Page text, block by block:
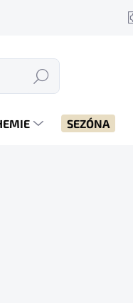
Hledat
SEZÓNA